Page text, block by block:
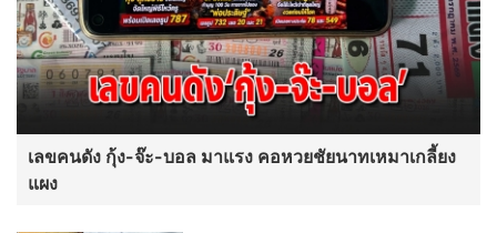
เลขคนดัง กุ้ง-จ๊ะ-บอล มาแรง คอหวยชัยนาทเหมาเกลี้ยง
แผง